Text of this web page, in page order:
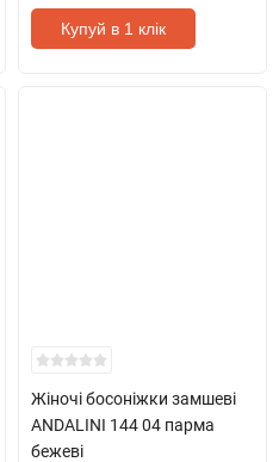
Купуй в 1 клік
Жіночі босоніжки замшеві
ANDALINI 144 04 парма
бежеві